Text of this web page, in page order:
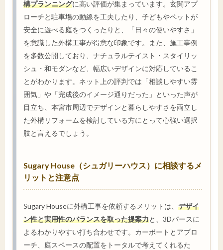
構プランニングに高い評価が集まっています。玄関アプ
ローチと駐車場の動線を工夫したり、子どもやペットが
安全に遊べる庭をつくったりと、「日々の使いやすさ」
を意識した外構工事が得意な印象です。また、施工事例
を多数公開しており、ナチュラルテイスト・スタイリッ
シュ・和モダンなど、幅広いデザインに対応しているこ
とがわかります。ネット上の評判では「相談しやすい雰
囲気」や「完成後のイメージ通りだった」といった声が
目立ち、本宮市周辺でデザインと暮らしやすさを両立し
た外構リフォームを検討している方にとって心強い選択
肢と言えるでしょう。
Sugary House（シュガリーハウス）に相談するメ
リットと注意点
Sugary Houseに外構工事を依頼するメリットは、 デザイ
ン性と実用性のバランスを取った提案力と、3Dパースに
よるわかりやすい打ち合わせです。カーポートとアプロ
ーチ、庭スペースの配置をトータルで考えてくれるた